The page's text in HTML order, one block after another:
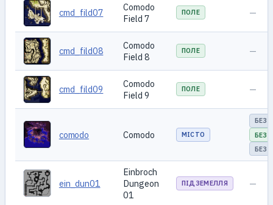
cmd_fild07
Comodo
Field 7
ПОЛЕ —
cmd_fild08
Comodo
Field 8
ПОЛЕ —
cmd_fild09
Comodo
Field 9
ПОЛЕ —
comodo Comodo МІСТО
БЕЗ
БЕЗ
БЕЗ
ein_dun01
Einbroch
Dungeon
01
ПІДЗЕМЕЛЛЯ —